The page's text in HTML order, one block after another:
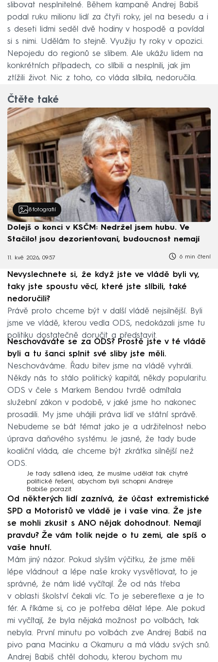
slibovat nesplnitelné. Během kampaně Andrej Babiš
podal ruku milionu lidí za čtyři roky, jel na besedu a i
s deseti lidmi seděl dvě hodiny v hospodě a povídal
si s nimi. Udělám to stejně. Využiju ty roky v opozici.
Nepojedu do regionů se slibem. Ale ukážu lidem na
konkrétních případech, co slíbili a nesplnili, jak jim
ztížili život. Nic z toho, co vláda slíbila, nedoručila.
Čtěte také
8 fotografií
Dolejš o konci v KSČM: Nedržel jsem hubu. Ve
Stačilo! jsou dezorientovaní, budoucnost nemají
11. kvě 2026, 09:57 6 min čtení
Nevyslechnete si, že když jste ve vládě byli vy,
taky jste spoustu věcí, které jste slíbili, také
nedoručili?
Právě proto chceme být v další vládě nejsilnější. Byli
jsme ve vládě, kterou vedla ODS, nedokázali jsme tu
politiku dostatečně doručit a představit.
Neschováváte se za ODS? Prostě jste v té vládě
byli a tu šanci splnit své sliby jste měli.
Neschováváme. Řadu bitev jsme na vládě vyhráli.
Někdy nás to stálo politický kapitál, někdy popularitu.
ODS v čele s Markem Bendou tvrdě odmítala
služební zákon v podobě, v jaké jsme ho nakonec
prosadili. My jsme uhájili práva lidí ve státní správě.
Nebudeme se bát témat jako je a udržitelnost nebo
úprava daňového systému. Je jasné, že tady bude
koaliční vláda, ale chceme být zkrátka silnější než
ODS.
Je tady sdílená idea, že musíme udělat tak chytré
politické řešení, abychom byli schopni Andreje
Babiše porazit.
Od některých lidí zaznívá, že účast extremistické
SPD a Motoristů ve vládě je i vaše vina. Že jste
se mohli zkusit s ANO nějak dohodnout. Nemají
pravdu? Že vám tolik nejde o tu zemi, ale spíš o
vaše hnutí.
Mám jiný názor. Pokud slyším výčitku, že jsme měli
lépe vládnout a lépe naše kroky vysvětlovat, to je
správné, že nám lidé vyčítají. Že od nás třeba
v oblasti školství čekali víc. To je sebereflexe a je to
fér. A říkáme si, co je potřeba dělat lépe. Ale pokud
mi vyčítají, že byla nějaká možnost po volbách, tak
nebyla. První minutu po volbách zve Andrej Babiš na
pivo pana Macinku a Okamuru a má vládu svých snů.
Andrej Babiš chtěl dohodu, kterou bychom mu